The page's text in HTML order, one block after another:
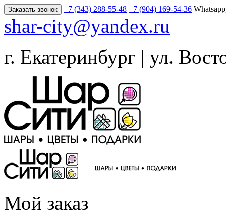
Заказать звонок +7 (343) 288-55-48 +7 (904) 169-54-36
shar-city@yandex.ru
г. Екатеринбург | ул.
Мой заказ